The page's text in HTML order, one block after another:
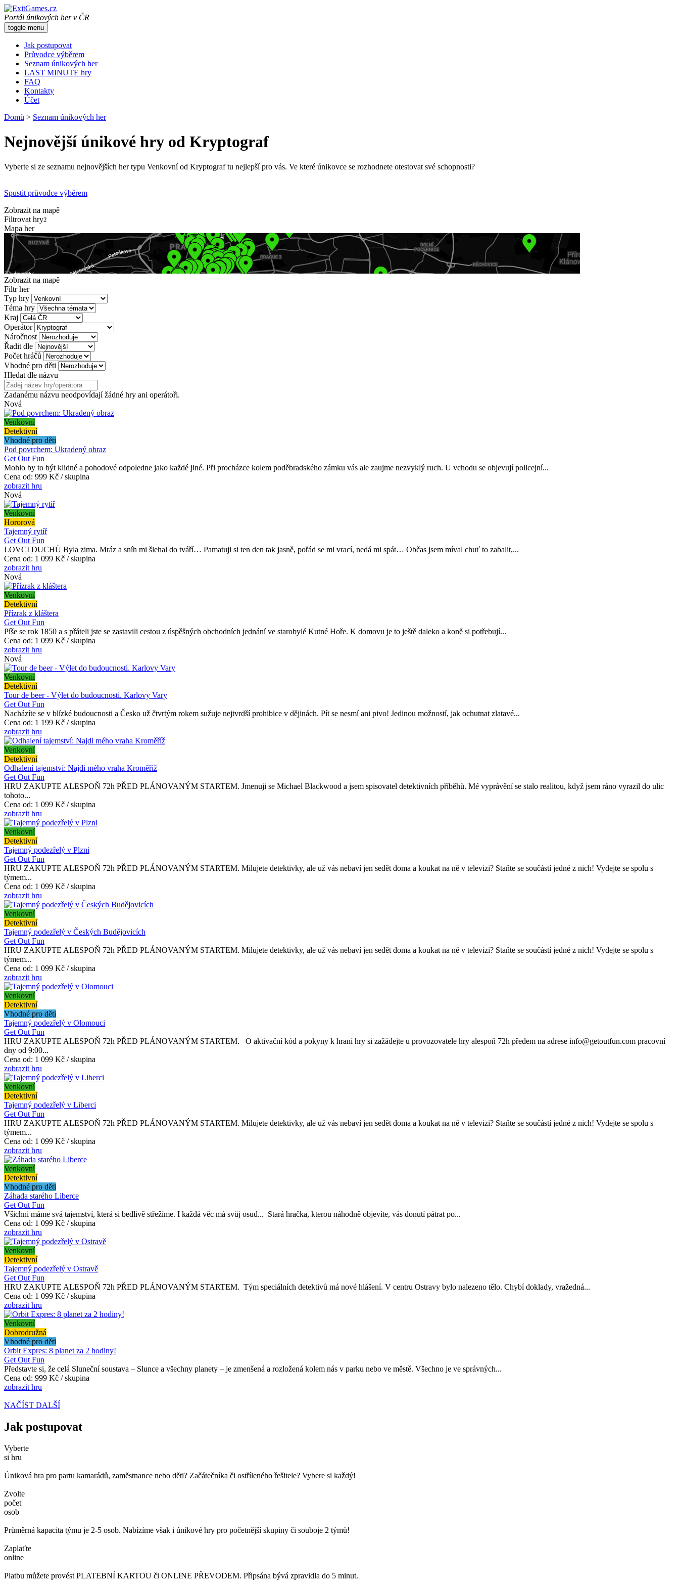
Portál únikových her v ČR
toggle menu
Jak postupovat
Průvodce výběrem
Seznam únikových her
LAST MINUTE hry
FAQ
Kontakty
Účet
Domů > Seznam únikových her
Nejnovější únikové hry od Kryptograf
Vyberte si ze seznamu nejnovějších her typu Venkovní od Kryptograf tu nejlepší pro vás. Ve které únikovce se rozhodnete otestovat své schopnosti?
Spustit průvodce výběrem
Zobrazit na mapě
Filtrovat hry2
Mapa her
Zobrazit na mapě
Filtr her
Typ hry
Téma hry
Kraj
Operátor
Náročnost
Řadit dle
Počet hráčů
Vhodné pro děti
Hledat dle názvu
Zadanému názvu neodpovídají žádné hry ani operátoři.
Nová
Venkovní
Detektivní
Vhodné pro děti
Pod povrchem: Ukradený obraz
Get Out Fun
Mohlo by to být klidné a pohodové odpoledne jako každé jiné. Při procházce kolem poděbradského zámku vás ale zaujme nezvyklý ruch. U vchodu se objevují policejní...
Cena od: 999 Kč / skupina
zobrazit hru
Nová
Venkovní
Hororová
Tajemný rytíř
Get Out Fun
LOVCI DUCHŮ Byla zima. Mráz a sníh mi šlehal do tváří… Pamatuji si ten den tak jasně, pořád se mi vrací, nedá mi spát… Občas jsem míval chuť to zabalit,...
Cena od: 1 099 Kč / skupina
zobrazit hru
Nová
Venkovní
Detektivní
Přízrak z kláštera
Get Out Fun
Píše se rok 1850 a s přáteli jste se zastavili cestou z úspěšných obchodních jednání ve starobylé Kutné Hoře. K domovu je to ještě daleko a koně si potřebují...
Cena od: 1 099 Kč / skupina
zobrazit hru
Nová
Venkovní
Detektivní
Tour de beer - Výlet do budoucnosti. Karlovy Vary
Get Out Fun
Nacházíte se v blízké budoucnosti a Česko už čtvrtým rokem sužuje nejtvrdší prohibice v dějinách. Pít se nesmí ani pivo! Jedinou možností, jak ochutnat zlatavé...
Cena od: 1 199 Kč / skupina
zobrazit hru
Venkovní
Detektivní
Odhalení tajemství: Najdi mého vraha Kroměříž
Get Out Fun
HRU ZAKUPTE ALESPOŇ 72h PŘED PLÁNOVANÝM STARTEM. Jmenuji se Michael Blackwood a jsem spisovatel detektivních příběhů. Mé vyprávění se stalo realitou, když jsem ráno vyrazil do ulic
tohoto...
Cena od: 1 099 Kč / skupina
zobrazit hru
Venkovní
Detektivní
Tajemný podezřelý v Plzni
Get Out Fun
HRU ZAKUPTE ALESPOŇ 72h PŘED PLÁNOVANÝM STARTEM. Milujete detektivky, ale už vás nebaví jen sedět doma a koukat na ně v televizi? Staňte se součástí jedné z nich! Vydejte se spolu s
týmem...
Cena od: 1 099 Kč / skupina
zobrazit hru
Venkovní
Detektivní
Tajemný podezřelý v Českých Budějovicích
Get Out Fun
HRU ZAKUPTE ALESPOŇ 72h PŘED PLÁNOVANÝM STARTEM. Milujete detektivky, ale už vás nebaví jen sedět doma a koukat na ně v televizi? Staňte se součástí jedné z nich! Vydejte se spolu s
týmem...
Cena od: 1 099 Kč / skupina
zobrazit hru
Venkovní
Detektivní
Vhodné pro děti
Tajemný podezřelý v Olomouci
Get Out Fun
HRU ZAKUPTE ALESPOŇ 72h PŘED PLÁNOVANÝM STARTEM. O aktivační kód a pokyny k hraní hry si zažádejte u provozovatele hry alespoň 72h předem na adrese info@getoutfun.com pracovní
dny od 9:00...
Cena od: 1 099 Kč / skupina
zobrazit hru
Venkovní
Detektivní
Tajemný podezřelý v Liberci
Get Out Fun
HRU ZAKUPTE ALESPOŇ 72h PŘED PLÁNOVANÝM STARTEM. Milujete detektivky, ale už vás nebaví jen sedět doma a koukat na ně v televizi? Staňte se součástí jedné z nich! Vydejte se spolu s
týmem...
Cena od: 1 099 Kč / skupina
zobrazit hru
Venkovní
Detektivní
Vhodné pro děti
Záhada starého Liberce
Get Out Fun
Všichni máme svá tajemství, která si bedlivě střežíme. I každá věc má svůj osud... Stará hračka, kterou náhodně objevíte, vás donutí pátrat po...
Cena od: 1 099 Kč / skupina
zobrazit hru
Venkovní
Detektivní
Tajemný podezřelý v Ostravě
Get Out Fun
HRU ZAKUPTE ALESPOŇ 72h PŘED PLÁNOVANÝM STARTEM. Tým speciálních detektivů má nové hlášení. V centru Ostravy bylo nalezeno tělo. Chybí doklady, vražedná...
Cena od: 1 099 Kč / skupina
zobrazit hru
Venkovní
Dobrodružná
Vhodné pro děti
Orbit Expres: 8 planet za 2 hodiny!
Get Out Fun
Představte si, že celá Sluneční soustava – Slunce a všechny planety – je zmenšená a rozložená kolem nás v parku nebo ve městě. Všechno je ve správných...
Cena od: 999 Kč / skupina
zobrazit hru
NAČÍST DALŠÍ
Jak postupovat
Vyberte
si hru
Úniková hra pro partu kamarádů, zaměstnance nebo děti? Začátečníka či ostříleného řešitele? Vybere si každý!
Zvolte
počet
osob
Průměrná kapacita týmu je 2-5 osob. Nabízíme však i únikové hry pro početnější skupiny či souboje 2 týmů!
Zaplaťte
online
Platbu můžete provést PLATEBNÍ KARTOU či ONLINE PŘEVODEM. Připsána bývá zpravidla do 5 minut.